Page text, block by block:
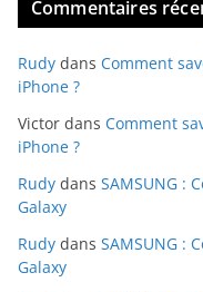
Commentaires
Rudy dans Comment
iPhone ?
Victor dans Comment
iPhone ?
Rudy dans SAMSUNG :
Galaxy
Rudy dans SAMSUNG :
Galaxy